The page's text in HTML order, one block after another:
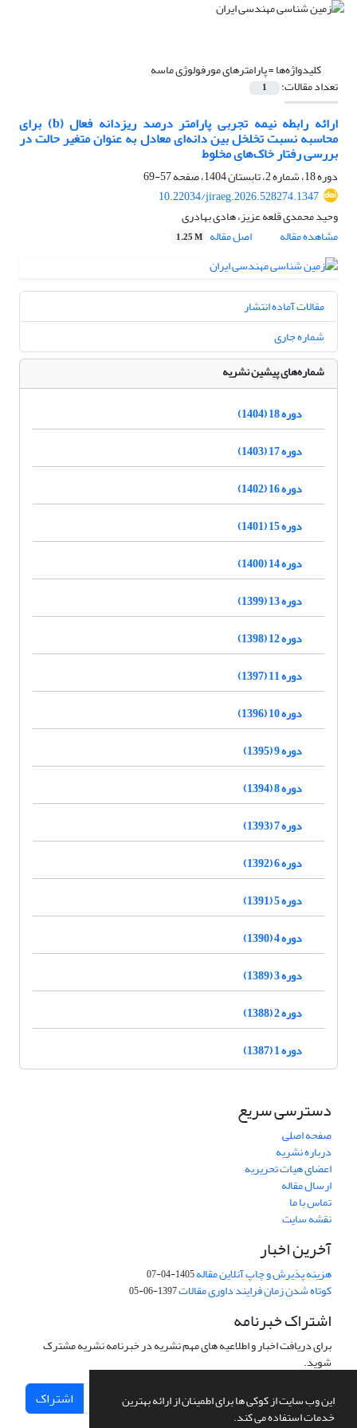
این وب سایت از کوکی ها برای اطمینان از ارائه بهترین
خدمات استفاده می کند.
کلیدواژه‌ها =پارامترهای مورفولوژی ماسه
تعداد مقالات: 1
ارائه رابطه نیمه تجربی پارامتر درصد ریزدانه فعال (b) برای
محاسبه نسبت تخلخل بین دانه‌ای معادل به عنوان متغیر حالت در
بررسی رفتار خاک‌های مخلوط
دوره 18، شماره 2، تابستان 1404، صفحه
57-69
10.22034/jiraeg.2026.528274.1347
وحید محمدی قلعه عزیز، هادی بهادری
مشاهده مقاله
اصل مقاله 1.25 M
مقالات آماده انتشار
شماره جاری
شماره‌های پیشین نشریه
دوره 18 (1404)
دوره 17 (1403)
دوره 16 (1402)
دوره 15 (1401)
دوره 14 (1400)
دوره 13 (1399)
دوره 12 (1398)
دوره 11 (1397)
دوره 10 (1396)
دوره 9 (1395)
دوره 8 (1394)
دوره 7 (1393)
دوره 6 (1392)
دوره 5 (1391)
دوره 4 (1390)
دوره 3 (1389)
دوره 2 (1388)
دوره 1 (1387)
دسترسی سریع
صفحه اصلی
درباره نشریه
اعضای هیات تحریریه
ارسال مقاله
تماس با ما
نقشه سایت
آخرین اخبار
هزینه پذیرش و چاپ آنلاین مقاله1405-04-07
کوتاه شدن زمان فرایند داوری مقالات1397-06-05
اشتراک خبرنامه
برای دریافت اخبار و اطلاعیه های مهم نشریه در خبرنامه نشریه مشترک
شوید.
اشتراک